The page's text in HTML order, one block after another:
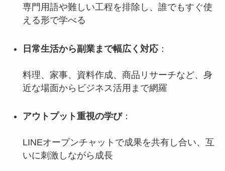
専門用語や難しい工程を排除し、誰でもすぐ使
える形で学べる
日常生活から副業まで幅広く対応：
料理、家事、資料作成、商品リサーチなど、身
近な場面からビジネス活用まで網羅
アウトプット重視の学び：
LINEオープンチャットで成果を共有し合い、互
いに刺激しながら成長